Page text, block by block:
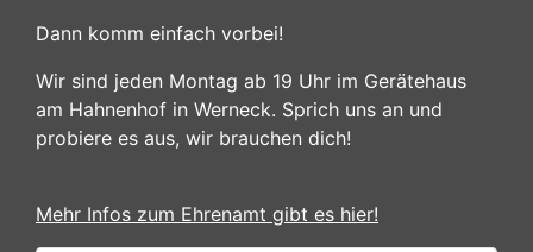
Dann komm einfach vorbei!
Wir sind jeden Montag ab 19 Uhr im Gerätehaus
am Hahnenhof in Werneck. Sprich uns an und
probiere es aus, wir brauchen dich!
Mehr Infos zum Ehrenamt gibt es hier!